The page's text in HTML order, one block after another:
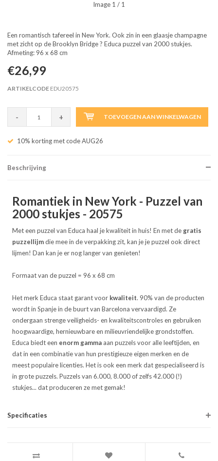
Image 1 / 1
Een romantisch tafereel in New York. Ook zin in een glaasje champagne
met zicht op de Brooklyn Bridge ? Educa puzzel van 2000 stukjes.
Afmeting: 96 x 68 cm
€26,99
ARTIKELCODE EDU20575
- + TOEVOEGEN AAN WINKELWAGEN
10% korting met code AUG26
Beschrijving
Romantiek in New York - Puzzel van
2000 stukjes - 20575
Met een puzzel van Educa haal je kwaliteit in huis! En met de gratis
puzzellijmdie mee in de verpakking zit, kan je je puzzel ook direct
lijmen! Dan kan je er nog langer van genieten!
Formaat van de puzzel = 96 x 68 cm
Het merk Educa staat garant voor kwaliteit. 90% van de producten
wordt in Spanje in de buurt van Barcelona vervaardigd. Ze
ondergaan strenge veiligheids- en kwaliteitscontroles en gebruiken
hoogwaardige, hernieuwbare en milieuvriendelijke grondstoffen.
Educa biedt een enorm gamma aan puzzels voor alle leeftijden, en
dat in een combinatie van hun prestigieuze eigen merken en de
meest populaire licenties. Het is ook een merk dat gespecialiseerd is
in grote puzzels. Puzzels van 6.000, 8.000 of zelfs 42.000 (!)
stukjes... dat produceren ze met gemak!
Specificaties